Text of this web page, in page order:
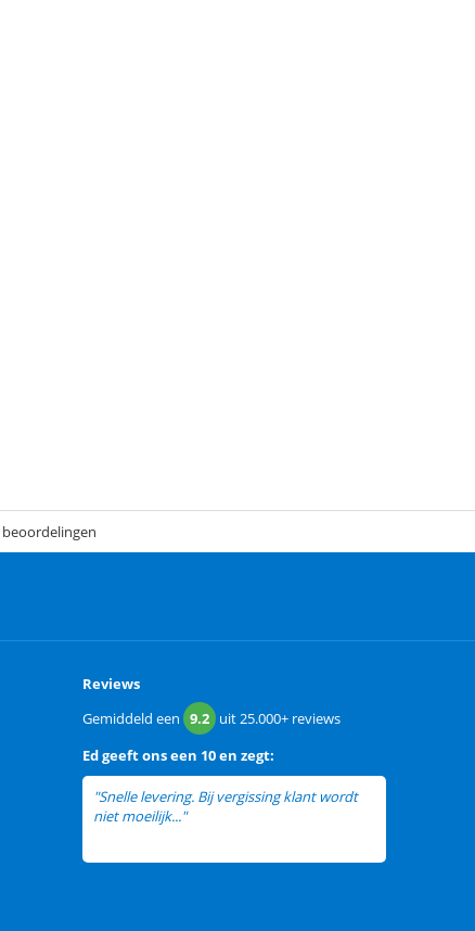
beoordelingen
Reviews
Gemiddeld een 9.2 uit25.000+ reviews
Edgeeft ons een 10 en zegt:
"Snelle levering. Bij vergissing klant wordt
niet moeilijk..."